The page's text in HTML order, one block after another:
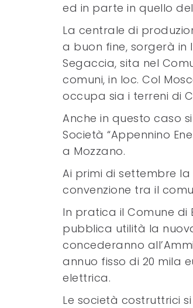
ed in parte in quello
La centrale di
a buon fine, sorgerà in
Segaccia, sita nel
comuni, in loc. Col
occupa sia i terreni di
Anche in questo caso
Società “Appennino
a Mozzano.
Ai primi di settembre
convenzione tra il
In pratica il Comune
pubblica utilità la
concederanno
annuo fisso di 20 mila
elettrica.
Le società costruttrici